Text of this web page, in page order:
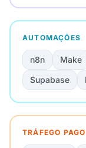
AUTOMAÇÕES
n8n Make
Supabase
TRÁFEGO PAGO